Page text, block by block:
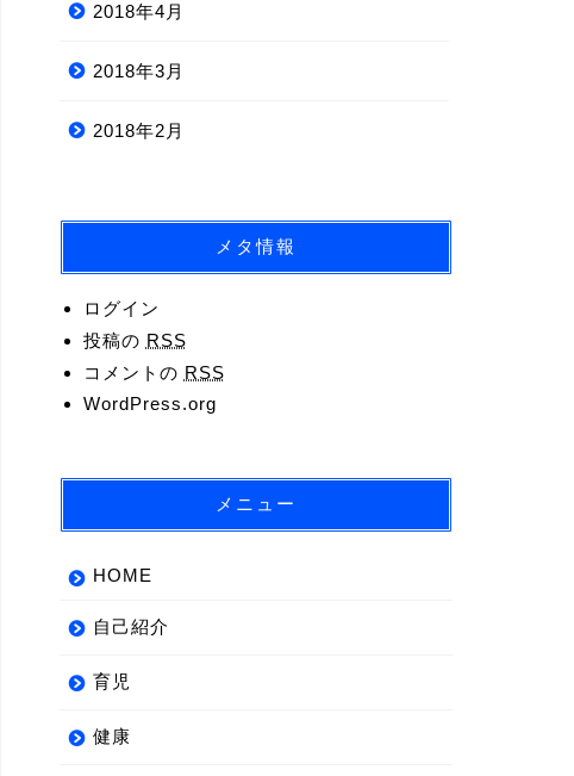
2018年4月
2018年3月
2018年2月
メタ情報
ログイン
投稿の RSS
コメントの RSS
WordPress.org
メニュー
HOME
自己紹介
育児
健康